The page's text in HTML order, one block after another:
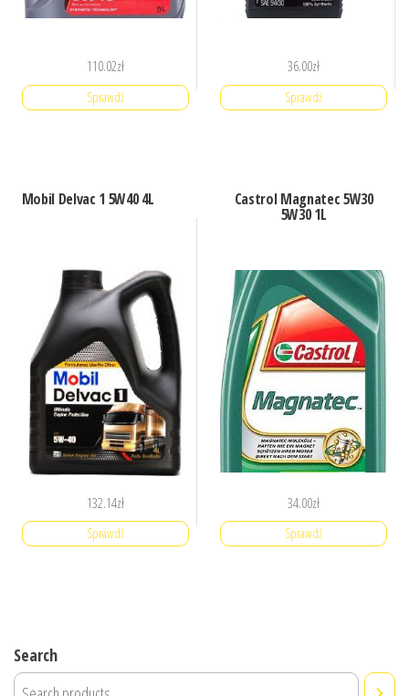
110.02zł
Sprawdź
36.00zł
Sprawdź
Mobil Delvac 1 5W40 4L
132.14zł
Sprawdź
Castrol Magnatec 5W30
5W30 1L
34.00zł
Sprawdź
Search